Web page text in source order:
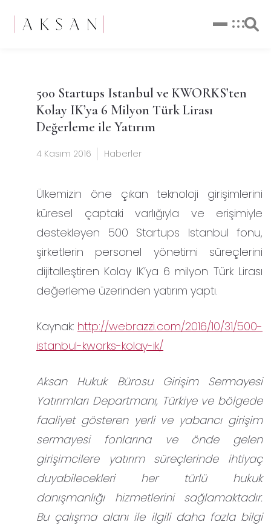
500 Startups Istanbul ve KWORKS’ten
Kolay IK’ya 6 Milyon Türk Lirası
Değerleme ile Yatırım
4 Kasım 2016 Haberler
Ülkemizin öne çıkan teknoloji girişimlerini
küresel çaptaki varlığıyla ve erişimiyle
destekleyen 500 Startups Istanbul fonu,
şirketlerin personel yönetimi süreçlerini
dijitalleştiren Kolay IK’ya 6 milyon Türk Lirası
değerleme üzerinden yatırım yaptı.
Kaynak: http://webrazzi.com/2016/10/31/500-
istanbul-kworks-kolay-ik/
Aksan Hukuk Bürosu Girişim Sermayesi
Yatırımları Departmanı, Türkiye ve bölgede
faaliyet gösteren yerli ve yabancı girişim
sermayesi fonlarına ve önde gelen
girişimcilere yatırım süreçlerinde ihtiyaç
duyabilecekleri her türlü hukuk
danışmanlığı hizmetlerini sağlamaktadır.
Bu çalışma alanı ile ilgili daha fazla bilgi